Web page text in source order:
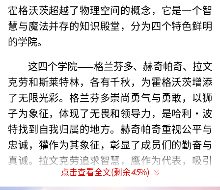
霍格沃茨超越了物理空间的概念，它是一个智
慧与魔法并存的知识殿堂，分为四个特色鲜明
的学院。
这四个学院——格兰芬多、赫奇帕奇、拉文
克劳和斯莱特林，各有千秋，为霍格沃茨增添
了无限光彩。格兰芬多崇尚勇气与勇敢，以狮
子为象征，体现了无畏和领导力，是哈利·波
特找到自我归属的地方。赫奇帕奇重视公平与
忠诚，獾作为其象征，彰显了成员们的勤奋与
真诚。拉文克劳追求智慧，鹰作为代表，吸引
着热爱知识与思考的学子。斯莱特林则以雄心
点击查看全文(剩余45%)